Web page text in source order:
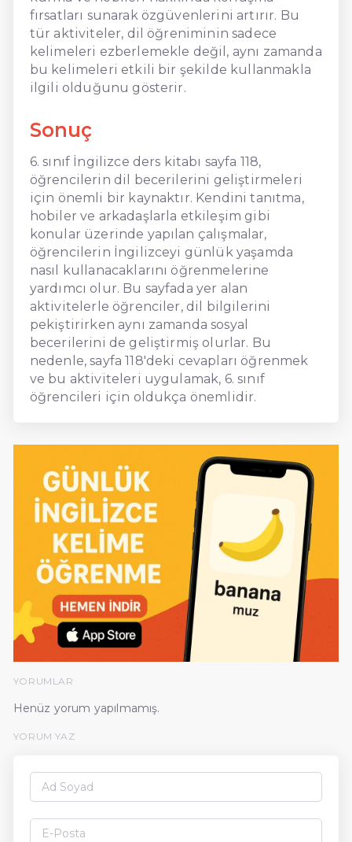
fırsatları sunarak özgüvenlerini artırır. Bu
tür aktiviteler, dil öğreniminin sadece
kelimeleri ezberlemekle değil, aynı zamanda
bu kelimeleri etkili bir şekilde kullanmakla
ilgili olduğunu gösterir.
Sonuç
6. sınıf İngilizce ders kitabı sayfa 118,
öğrencilerin dil becerilerini geliştirmeleri
için önemli bir kaynaktır. Kendini tanıtma,
hobiler ve arkadaşlarla etkileşim gibi
konular üzerinde yapılan çalışmalar,
öğrencilerin İngilizceyi günlük yaşamda
nasıl kullanacaklarını öğrenmelerine
yardımcı olur. Bu sayfada yer alan
aktivitelerle öğrenciler, dil bilgilerini
pekiştirirken aynı zamanda sosyal
becerilerini de geliştirmiş olurlar. Bu
nedenle, sayfa 118'deki cevapları öğrenmek
ve bu aktiviteleri uygulamak, 6. sınıf
öğrencileri için oldukça önemlidir.
YORUMLAR
Henüz yorum yapılmamış.
YORUM YAZ